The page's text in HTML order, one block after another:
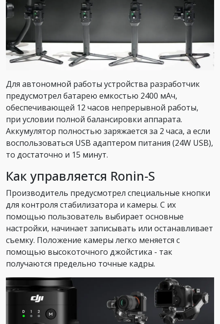
Для автономной работы устройства разработчик
предусмотрел батарею емкостью 2400 мАч,
обеспечивающей 12 часов непрерывной работы,
при условии полной балансировки аппарата.
Аккумулятор полностью заряжается за 2 часа, а если
воспользоваться USB адаптером питания (24W USB),
то достаточно и 15 минут.
Как управляется Ronin-S
Производитель предусмотрел специальные кнопки
для контроля стабилизатора и камеры. С их
помощью пользователь выбирает основные
настройки, начинает записывать или останавливает
съемку. Положение камеры легко меняется с
помощью высокоточного джойстика - так
получаются предельно точные кадры.